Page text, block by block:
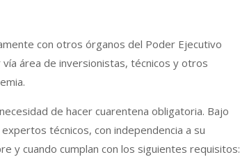
con otros órganos del Poder Ejecutivo
área de inversionistas, técnicos y otros
de hacer cuarentena obligatoria. Bajo
técnicos, con independencia a su
y cuando cumplan con los siguientes requisitos: